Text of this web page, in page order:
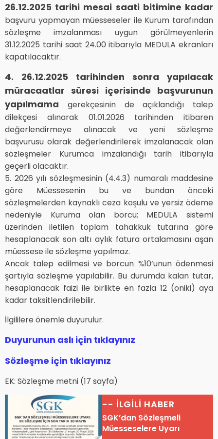
26.12.2025 tarihi mesai saati bitimine kadar
başvuru yapmayan müesseseler ile Kurum tarafından
sözleşme imzalanması uygun görülmeyenlerin
31.12.2025 tarihi saat 24.00 itibarıyla MEDULA ekranları
kapatılacaktır.
4. 26.12.2025 tarihinden sonra yapılacak
müracaatlar süresi içerisinde başvurunun
yapılmama gerekçesinin de açıklandığı talep
dilekçesi alınarak 01.01.2026 tarihinden itibaren
değerlendirmeye alınacak ve yeni sözleşme
başvurusu olarak değerlendirilerek imzalanacak olan
sözleşmeler Kurumca imzalandığı tarih itibarıyla
geçerli olacaktır.
5. 2026 yılı sözleşmesinin (4.4.3) numaralı maddesine
göre Müessesenin bu ve bundan önceki
sözleşmelerden kaynaklı ceza koşulu ve yersiz ödeme
nedeniyle Kuruma olan borcu; MEDULA sistemi
üzerinden iletilen toplam tahakkuk tutarına göre
hesaplanacak son altı aylık fatura ortalamasını aşan
müessese ile sözleşme yapılmaz.
Ancak talep edilmesi ve borcun %10’unun ödenmesi
şartıyla sözleşme yapılabilir. Bu durumda kalan tutar,
hesaplanacak faizi ile birlikte en fazla 12 (oniki) aya
kadar taksitlendirilebilir.
İlgililere önemle duyurulur.
Duyurunun aslı için tıklayınız
Sözleşme için tıklayınız
EK: Sözleşme metni (17 sayfa)
-- İLGİLİ HABER
SGK’dan Sözleşmeli
Müesseselere Uyarı